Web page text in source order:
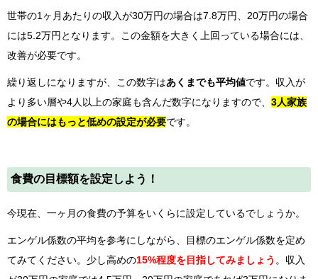
世帯の1ヶ月あたりの収入が30万円の場合は7.8万円、20万円の場合
には5.2万円となります。この金額を大きく上回っている場合には、
改善が必要です。
繰り返しになりますが、この数字はあくまでも平均値です。収入が
より多い層や4人以上の家庭も含んだ数字になりますので、 3人家族
の場合にはもっと低めの設定が必要です。
食費の目標額を設定しよう！
今現在、一ヶ月の食費の予算をいくらに設定しているでしょうか。
エンゲル係数の平均を参考にしながら、目標のエンゲル係数を定め
てみてください。少し高めの15%程度を目指してみましょう 。収入